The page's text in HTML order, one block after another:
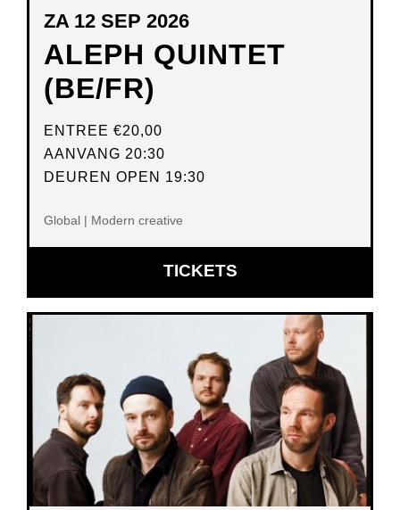
ALEPH QUINTET
(BE/FR)
ZA 12 SEP 2026
ENTREE €20,00
AANVANG 20:30
DEUREN OPEN 19:30
Global | Modern creative
TICKETSOPENT
IN
NIEUW
VENSTER